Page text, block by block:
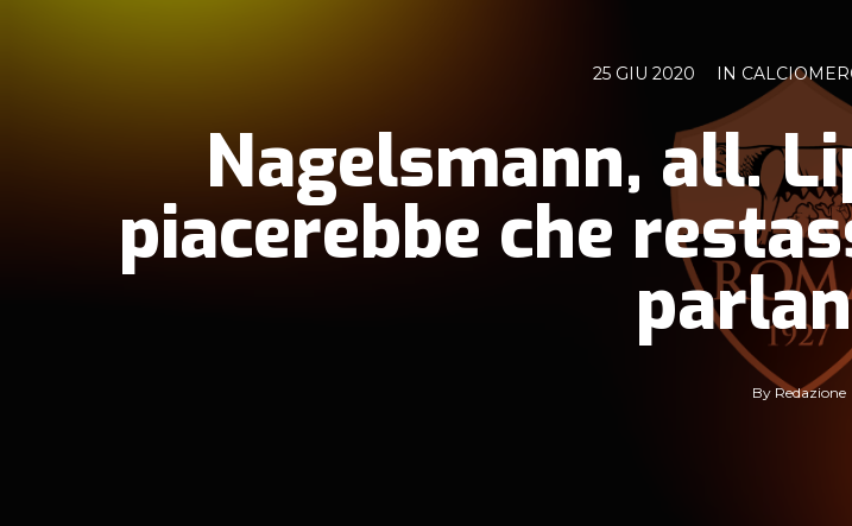
25 GIU 2020 IN
Nagelsmann, all.
piacerebbe che
By Redazione